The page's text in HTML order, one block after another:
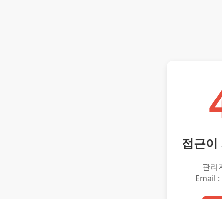
접근이
관리
Email